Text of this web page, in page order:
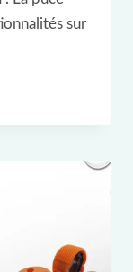
sur